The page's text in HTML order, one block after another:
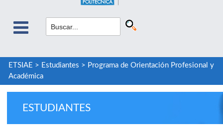
ETSIAE > Estudiantes > Programa de Orientación Profesional y
Académica
ESTUDIANTES